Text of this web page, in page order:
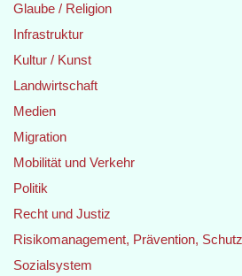
Glaube / Religion
Infrastruktur
Kultur / Kunst
Landwirtschaft
Medien
Migration
Mobilität und Verkehr
Politik
Recht und Justiz
Risikomanagement, Prävention,
Sozialsystem